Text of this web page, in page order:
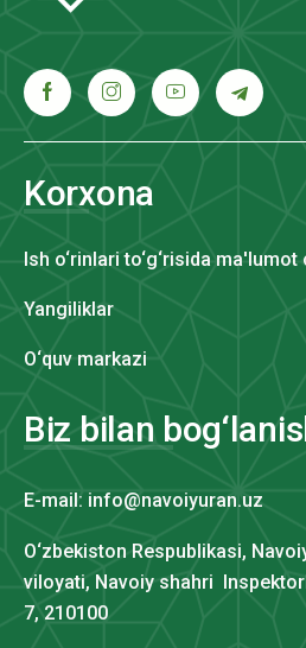
Korxona
Ish o‘rinlari to‘g‘risida
Yangiliklar
O‘quv markazi
Biz bilan
E-mail: info@navoiyuran.uz
O‘zbekiston Respublikasi,
viloyati, Navoiy shahri
7, 210100